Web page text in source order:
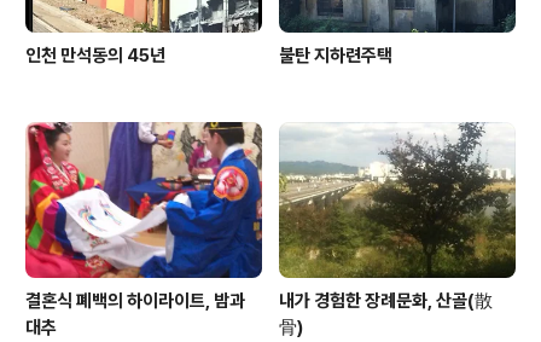
인천 만석동의 45년 불탄 지하련주택
결혼식 폐백의 하이라이트, 밤과
대추
내가 경험한 장례문화, 산골(散
骨)